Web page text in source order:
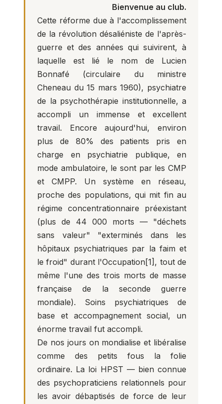
Bienvenue au club.
Cette réforme due à l'accomplissement
de la révolution désaliéniste de l'après-
guerre et des années qui suivirent, à
laquelle est lié le nom de Lucien
Bonnafé (circulaire du ministre
Cheneau du 15 mars 1960), psychiatre
de la psychothérapie institutionnelle, a
accompli un immense et excellent
travail. Encore aujourd'hui, environ
plus de 80% des patients pris en
charge en psychiatrie publique, en
mode ambulatoire, le sont par les CMP
et CMPP. Un système en réseau,
proche des populations, qui mit fin au
régime concentrationnaire préexistant
(plus de 44 000 morts — "déchets
sans valeur" "exterminés dans les
hôpitaux psychiatriques par la faim et
le froid" durant l'Occupation[1] , tout de
même l'une des trois morts de masse
française de la seconde guerre
mondiale). Soins psychiatriques de
base et accompagnement social, un
énorme travail fut accompli.
De nos jours on mondialise et libéralise
comme des petits fous la folie
ordinaire. La loi HPST — bien connue
des psychopraticiens relationnels pour
les avoir débaptisés de force de leur